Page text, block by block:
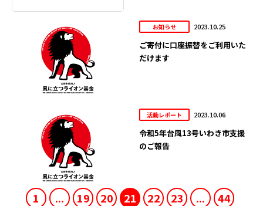
お知らせ 2023.10.25
ご寄付に口座振替をご利用いた
だけます
活動レポート 2023.10.06
令和5年台風13号いわき市支援
のご報告
1 ... 19 20 21 22 23 ... 44